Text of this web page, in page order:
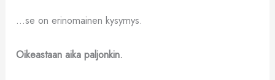
…se on erinomainen kysymys.
Oikeastaan aika paljonkin.